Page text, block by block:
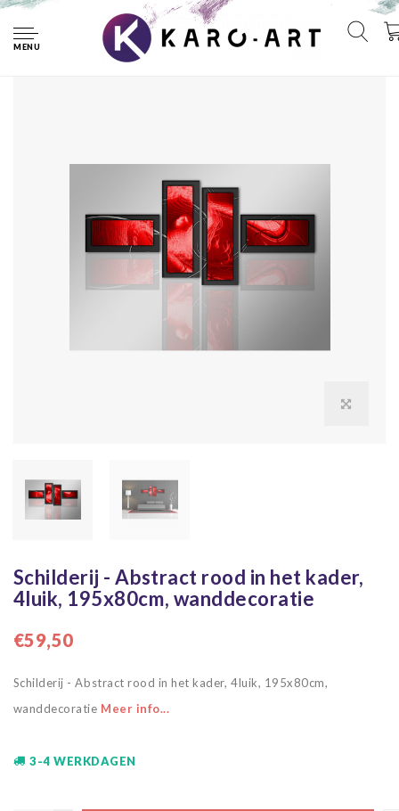
MENU
Schilderij - Abstract rood in het kader, 4luik, 195x80cm,
wanddecoratie
Schilderij - Abstract rood in het kader,
4luik, 195x80cm, wanddecoratie
€59,50
Schilderij - Abstract rood in het kader, 4luik, 195x80cm,
wanddecoratie Meer info...
3-4 WERKDAGEN